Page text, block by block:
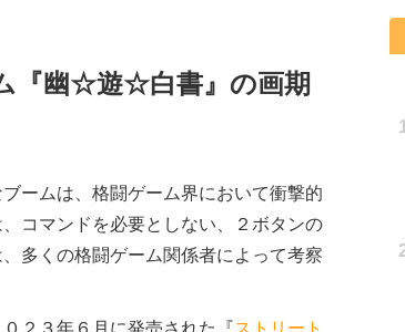
『幽☆遊☆白書』の画期
ームは、格闘ゲーム界において衝撃的
コマンドを必要としない、２ボタンの
多くの格闘ゲーム関係者によって考察
２３年６月に発売された『ストリート